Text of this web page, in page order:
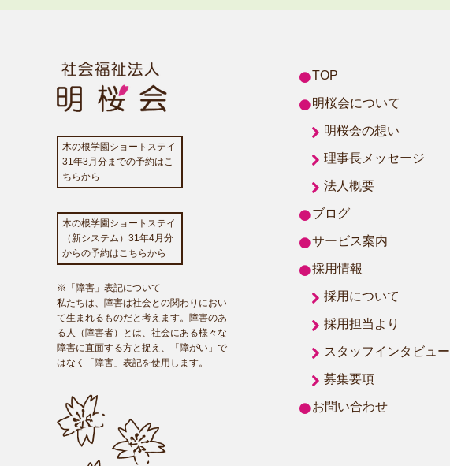
木の根学園ショートステイ
31年3月分までの予約はこ
ちらから
木の根学園ショートステイ
（新システム）31年4月分
からの予約はこちらから
※「障害」表記について
私たちは、障害は社会との関わりにおい
て生まれるものだと考えます。障害のあ
る人（障害者）とは、社会にある様々な
障害に直面する方と捉え、「障がい」で
はなく「障害」表記を使用します。
TOP
明桜会について
明桜会の想い
理事長メッセージ
法人概要
ブログ
サービス案内
採用情報
採用について
採用担当より
スタッフインタビュー
募集要項
お問い合わせ